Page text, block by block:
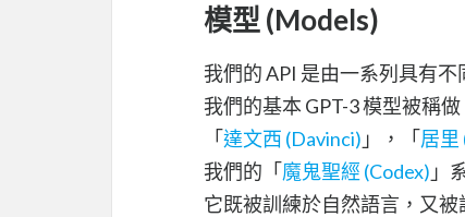
模型 (Models)
我們的 API 是由一系列具有
我們的基本 GPT-3 模型被稱做
「達文西 (Davinci) 」，「居里
我們的「魔鬼聖經 (Codex) 」
它既被訓練於自然語言，又被